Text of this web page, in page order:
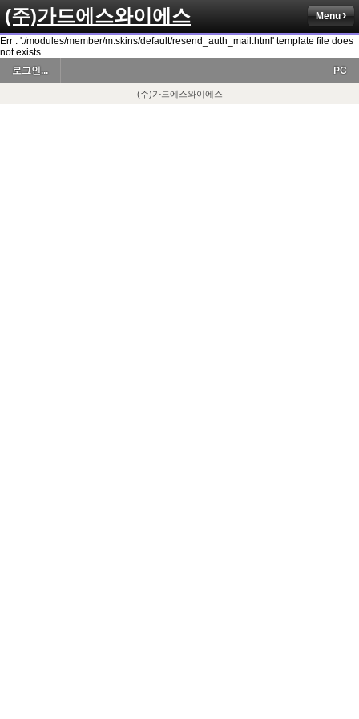
(주)가드에스와이에스 Menu
Err : './modules/member/m.skins/default/resend_auth_mail.html' template file does
not exists.
로그인...
PC
(주)가드에스와이에스